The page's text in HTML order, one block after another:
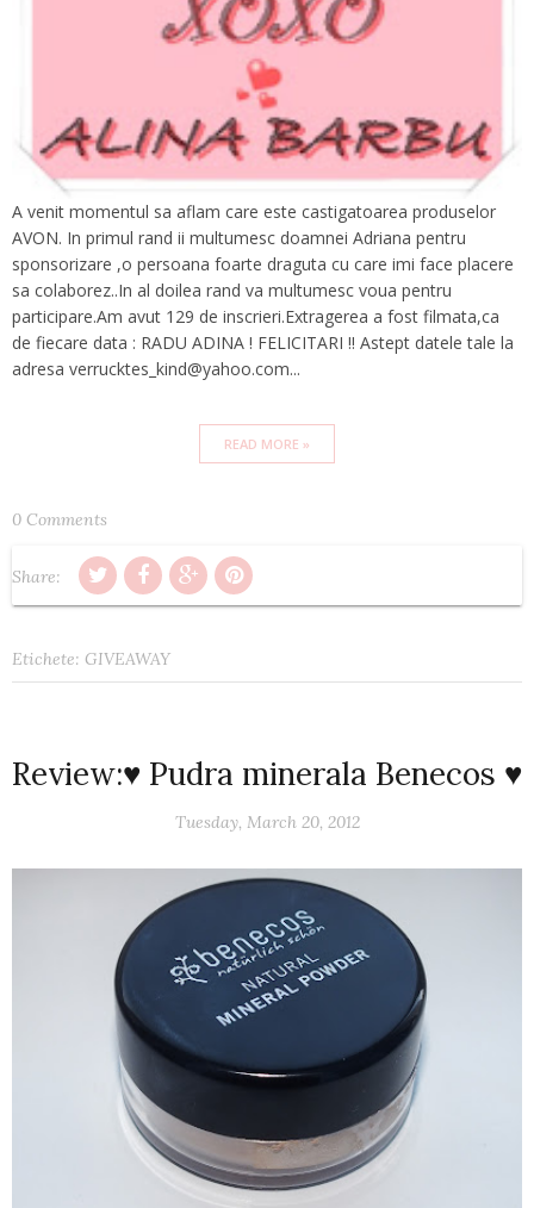
A venit momentul sa aflam care este castigatoarea produselor
AVON. In primul rand ii multumesc doamnei Adriana pentru
sponsorizare ,o persoana foarte draguta cu care imi face placere
sa colaborez..In al doilea rand va multumesc voua pentru
participare.Am avut 129 de inscrieri.Extragerea a fost filmata,ca
de fiecare data : RADU ADINA ! FELICITARI !! Astept datele tale la
adresa verrucktes_kind@yahoo.com...
READ MORE »
0 Comments
Share:
Etichete: GIVEAWAY
Review:♥ Pudra minerala Benecos ♥
Tuesday, March 20, 2012